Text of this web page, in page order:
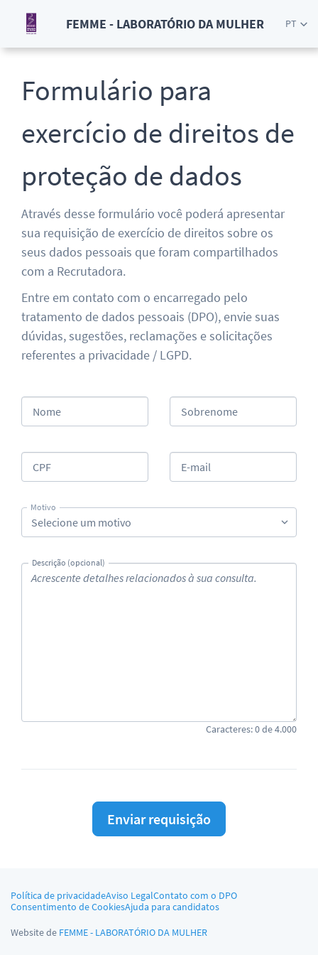
FEMME - LABORATÓRIO DA MULHER PT
Formulário para
exercício de direitos de
proteção de dados
Através desse formulário você poderá apresentar
sua requisição de exercício de direitos sobre os
seus dados pessoais que foram compartilhados
com a Recrutadora.
Entre em contato com o encarregado pelo
tratamento de dados pessoais (DPO), envie suas
dúvidas, sugestões, reclamações e solicitações
referentes a privacidade / LGPD.
Nome Sobrenome
CPF E-mail
Motivo
Selecione um motivo
Descrição (opcional)
Caracteres:0de4.000
Enviar requisição
Política de privacidadeAviso LegalContato com o DPO
Consentimento de CookiesAjuda para candidatos
Website de FEMME - LABORATÓRIO DA MULHER